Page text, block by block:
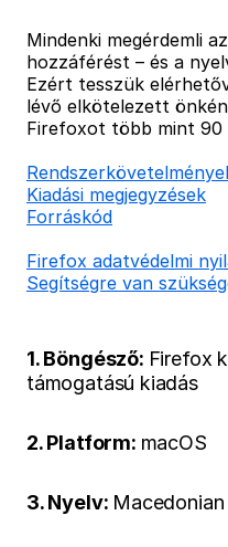
Mindenki megérdemli
hozzáférést – és a
Ezért tesszük
lévő elkötelezett
Firefoxot több mint 90
Kiadási megjegyzések
Forráskód
Firefox adatvédelmi
Segítségre van
1. Böngésző: Firefox
támogatású kiadás
2. Platform: macOS
3. Nyelv: